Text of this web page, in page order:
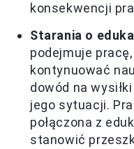
konsekwencji
Starania o
podejmuje
kontynuować
dowód na
jego sytuacji.
połączona z
stanowić